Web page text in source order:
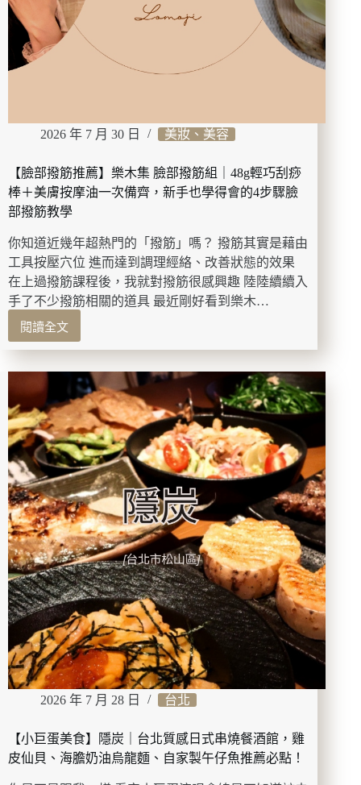
指
南）
專
的
身
符
純
銀
⻄
利
亞
荳
蔻
⼥
⼠
項
開
箱
2026 年 7 月 30 日 美妝、美容
【臉部撥筋推薦】樂木集 臉部撥筋組｜48g輕巧刮痧
棒＋美膚按摩油一次備齊，新手也學得會的4步驟臉
部撥筋教學
你知道近幾年超熱門的「撥筋」嗎？ 撥筋其實是藉由
工具按壓穴位 進而達到調理經絡、改善狀態的效果
在上過撥筋課程後，我就對撥筋很感興趣 陸陸續續入
手了不少撥筋相關的道具 最近剛好看到樂木…
閱讀全文
【臉
部
推
薦】
樂
木
集
臉
部
撥
筋
組
｜
48g
輕
巧
刮
痧
棒
＋
美
按
摩
2026 年 7 月 28 日 台北
【小巨蛋美食】隱炭｜台北質感日式串燒餐酒館，雞
皮仙貝、海膽奶油烏龍麵、自家製午仔魚推薦必點！